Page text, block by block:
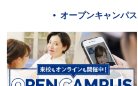
オープンキャンパ